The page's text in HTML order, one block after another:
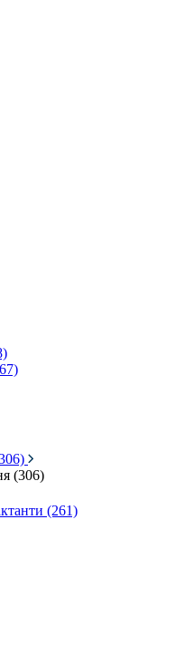
(306)
(261)